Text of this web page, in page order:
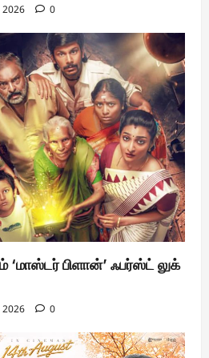
2026 0
‘மாஸ்டர் பிளான்’ ஃபர்ஸ்ட் லுக்
2026 0